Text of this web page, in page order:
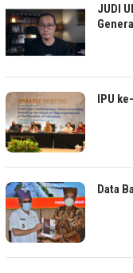
JUDI
IPU
Data